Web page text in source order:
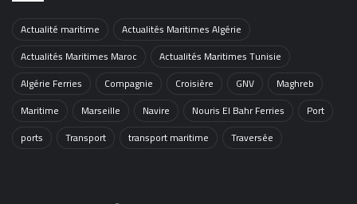
Actualité maritime
Actualités Maritimes Algérie
Actualités Maritimes Maroc
Actualités Maritimes Tunisie
Algérie Ferries
Compagnie Croisière GNV
Maghreb
Maritime
Marseille Navire Nouris El Bahr Ferries
Port
ports
Transport transport maritime Traversée